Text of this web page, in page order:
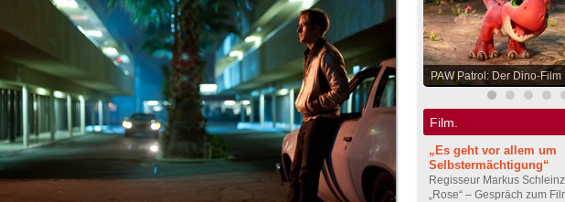
PAW Patrol: Der Dino-Film
Film.
„Es geht vor allem um
Selbstermächtigung“
Regisseur Markus
„Rose“ – Gespräch zum